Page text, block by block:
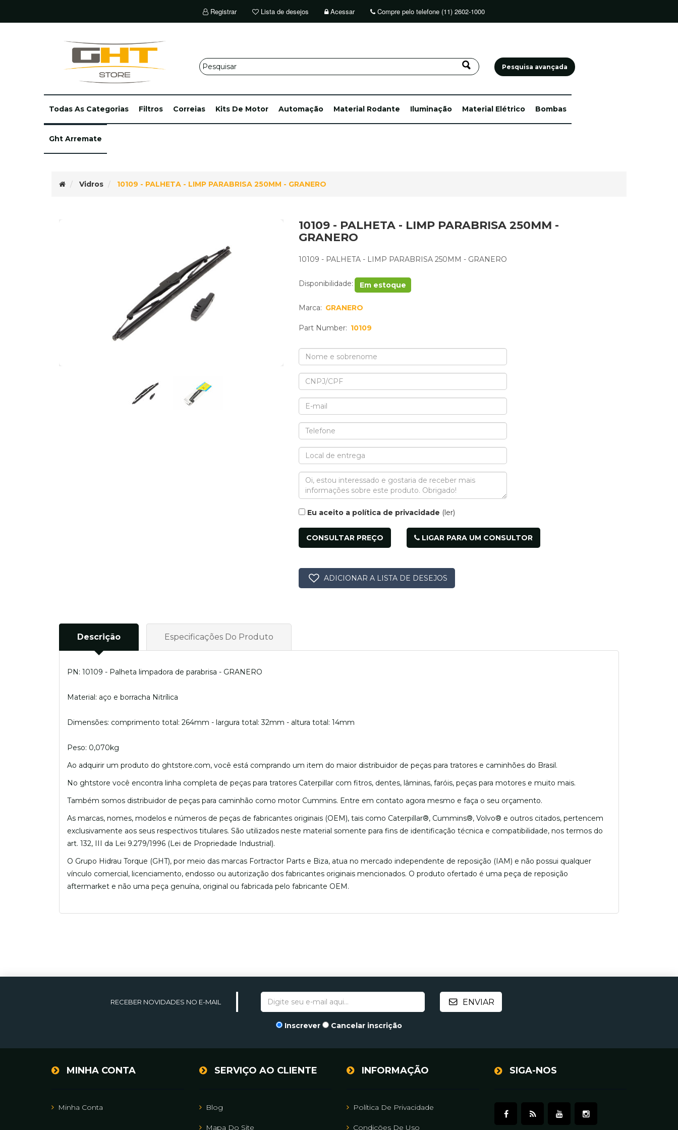
Registrar Lista de desejos Acessar Compre pelo telefone (11) 2602-1000
Pesquisa avançada
Todas As Categorias Filtros Correias Kits De Motor Automação Material Rodante Iluminação Material Elétrico Bombas
Ght Arremate
Vidros 10109 - PALHETA - LIMP PARABRISA 250MM - GRANERO
10109 - PALHETA - LIMP PARABRISA 250MM -
GRANERO
10109 - PALHETA - LIMP PARABRISA 250MM - GRANERO
Disponibilidade: Em estoque
Marca: GRANERO
Part Number: 10109
Eu aceito a política de privacidade (ler)
LIGAR PARA UM CONSULTOR
Descrição Especificações Do Produto
PN: 10109 - Palheta limpadora de parabrisa - GRANERO
Material: aço e borracha Nitrílica
Dimensões: comprimento total: 264mm - largura total: 32mm - altura total: 14mm
Peso: 0,070kg
Ao adquirir um produto do ghtstore.com, você está comprando um item do maior distribuidor de peças para tratores e caminhões do Brasil.
No ghtstore você encontra linha completa de peças para tratores Caterpillar com fitros, dentes, lâminas, faróis, peças para motores e muito mais.
Também somos distribuidor de peças para caminhão como motor Cummins. Entre em contato agora mesmo e faça o seu orçamento.
As marcas, nomes, modelos e números de peças de fabricantes originais (OEM), tais como Caterpillar®, Cummins®, Volvo® e outros citados, pertencem
exclusivamente aos seus respectivos titulares. São utilizados neste material somente para fins de identificação técnica e compatibilidade, nos termos do
art. 132, III da Lei 9.279/1996 (Lei de Propriedade Industrial).
O Grupo Hidrau Torque (GHT), por meio das marcas Fortractor Parts e Biza, atua no mercado independente de reposição (IAM) e não possui qualquer
vínculo comercial, licenciamento, endosso ou autorização dos fabricantes originais mencionados. O produto ofertado é uma peça de reposição
aftermarket e não uma peça genuína, original ou fabricada pelo fabricante OEM.
RECEBER NOVIDADES NO E-MAIL
Inscrever Cancelar inscrição
MINHA CONTA
Minha Conta
SERVIÇO AO CLIENTE
Blog
Mapa Do Site
INFORMAÇÃO
Política De Privacidade
Condições De Uso
SIGA-NOS